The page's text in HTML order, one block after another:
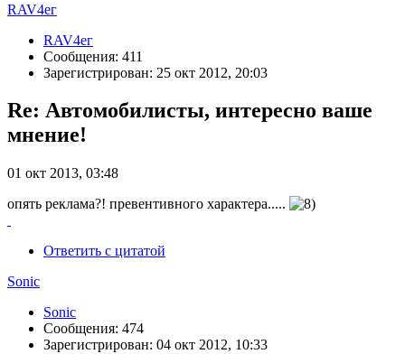
RAV4ег
RAV4ег
Сообщения: 411
Зарегистрирован: 25 окт 2012, 20:03
Re: Автомобилисты, интересно ваше
мнение!
01 окт 2013, 03:48
опять реклама?! превентивного характера.....
Ответить с цитатой
Sonic
Sonic
Сообщения: 474
Зарегистрирован: 04 окт 2012, 10:33